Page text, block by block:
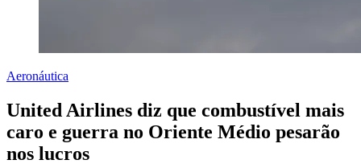
Aeronáutica
United Airlines diz que combustível mais
caro e guerra no Oriente Médio pesarão
nos lucros